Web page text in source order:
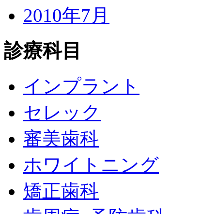
2010年7月
診療科目
インプラント
セレック
審美歯科
ホワイトニング
矯正歯科